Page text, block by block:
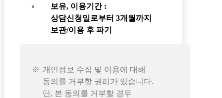
보유, 이용기간 :
상담신청일로부터 3개월까지
보관/이용 후 파기
개인정보 수집 및 이용에 대해
동의를 거부할 권리가 있습니다.
단, 본 동의를 거부할 경우